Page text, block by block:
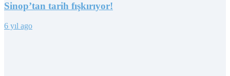
Sinop’tan tarih fışkırıyor!
6 yıl ago